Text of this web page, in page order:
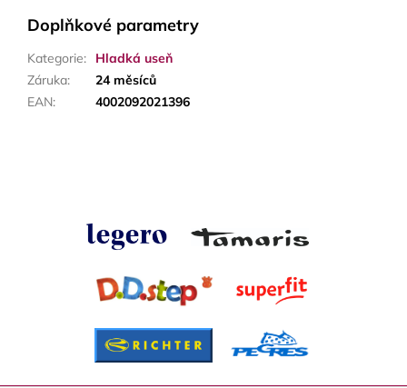
Doplňkové parametry
Kategorie:
Hladká useň
Záruka:
24 měsíců
EAN: 4002092021396